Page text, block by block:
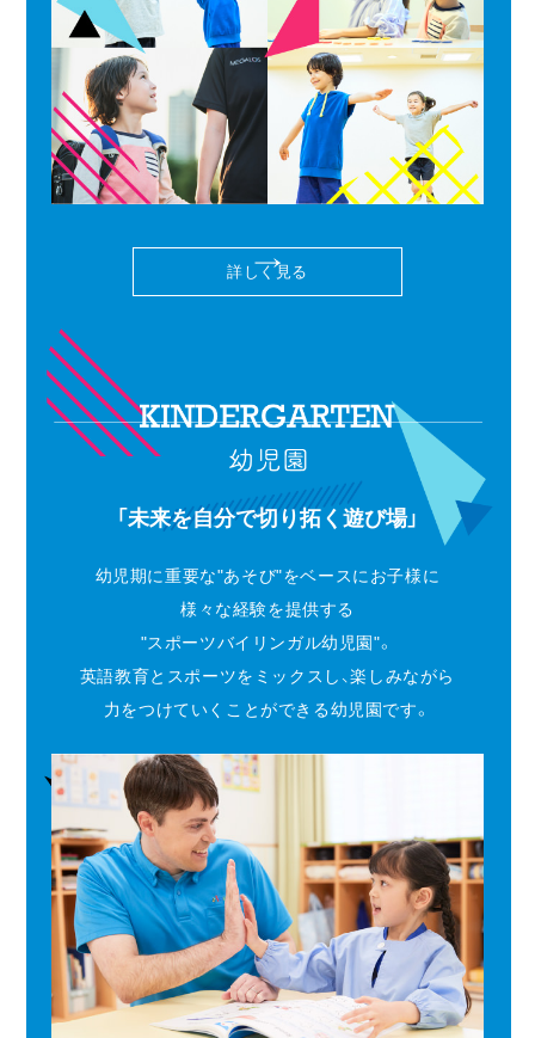
詳しく見る
「未来を自分で切り拓く遊び場」
幼児期に重要な"あそび"をベースにお子様に
様々な経験を提供する
"スポーツバイリンガル幼児園"。
英語教育とスポーツをミックスし、楽しみながら
力をつけていくことができる幼児園です。